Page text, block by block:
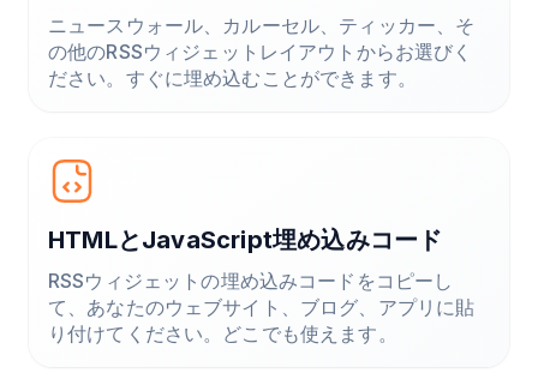
ニュースウォール、カルーセル、ティッカー、そ
の他のRSSウィジェットレイアウトからお選びく
ださい。すぐに埋め込むことができます。
HTMLとJavaScript埋め込みコード
RSSウィジェットの埋め込みコードをコピーし
て、あなたのウェブサイト、ブログ、アプリに貼
り付けてください。どこでも使えます。